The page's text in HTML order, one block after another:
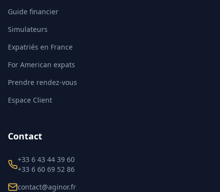
Guide financier
Simulateurs
Expatriés en France
For American expats
Prendre rendez-vous
Espace Client
Contact
+33 6 43 44 39 60
+33 6 60 69 52 86
contact@aginor.fr